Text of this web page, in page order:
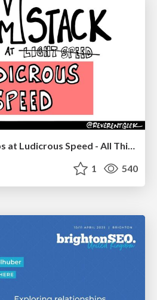
JAMstack: Web Apps at Ludicrous Speed - All Things Open 2022
1 540